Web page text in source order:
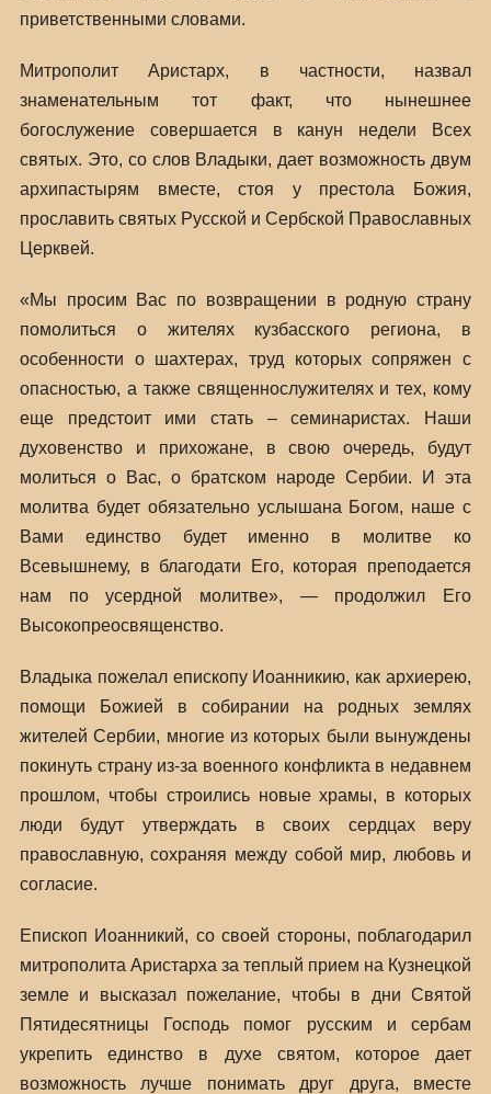
приветственными словами.
Митрополит Аристарх, в частности, назвал
знаменательным тот факт, что нынешнее
богослужение совершается в канун недели Всех
святых. Это, со слов Владыки, дает возможность двум
архипастырям вместе, стоя у престола Божия,
прославить святых Русской и Сербской Православных
Церквей.
«Мы просим Вас по возвращении в родную страну
помолиться о жителях кузбасского региона, в
особенности о шахтерах, труд которых сопряжен с
опасностью, а также священнослужителях и тех, кому
еще предстоит ими стать – семинаристах. Наши
духовенство и прихожане, в свою очередь, будут
молиться о Вас, о братском народе Сербии. И эта
молитва будет обязательно услышана Богом, наше с
Вами единство будет именно в молитве ко
Всевышнему, в благодати Его, которая преподается
нам по усердной молитве», — продолжил Его
Высокопреосвященство.
Владыка пожелал епископу Иоанникию, как архиерею,
помощи Божией в собирании на родных землях
жителей Сербии, многие из которых были вынуждены
покинуть страну из-за военного конфликта в недавнем
прошлом, чтобы строились новые храмы, в которых
люди будут утверждать в своих сердцах веру
православную, сохраняя между собой мир, любовь и
согласие.
Епископ Иоанникий, со своей стороны, поблагодарил
митрополита Аристарха за теплый прием на Кузнецкой
земле и высказал пожелание, чтобы в дни Святой
Пятидесятницы Господь помог русским и сербам
укрепить единство в духе святом, которое дает
возможность лучше понимать друг друга, вместе